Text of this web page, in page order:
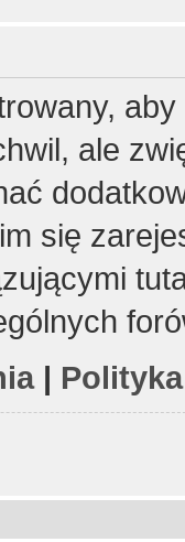
ale
się
|